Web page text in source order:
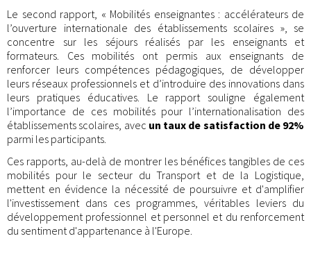
Le second rapport, « Mobilités enseignantes : accélérateurs de
l’ouverture internationale des établissements scolaires », se
concentre sur les séjours réalisés par les enseignants et
formateurs. Ces mobilités ont permis aux enseignants de
renforcer leurs compétences pédagogiques, de développer
leurs réseaux professionnels et d’introduire des innovations dans
leurs pratiques éducatives. Le rapport souligne également
l’importance de ces mobilités pour l’internationalisation des
établissements scolaires, avec un taux de satisfaction de 92%
parmi les participants.
Ces rapports, au-delà de montrer les bénéfices tangibles de ces
mobilités pour le secteur du Transport et de la Logistique,
mettent en évidence la nécessité de poursuivre et d'amplifier
l'investissement dans ces programmes, véritables leviers du
développement professionnel et personnel et du renforcement
du sentiment d'appartenance à l'Europe.